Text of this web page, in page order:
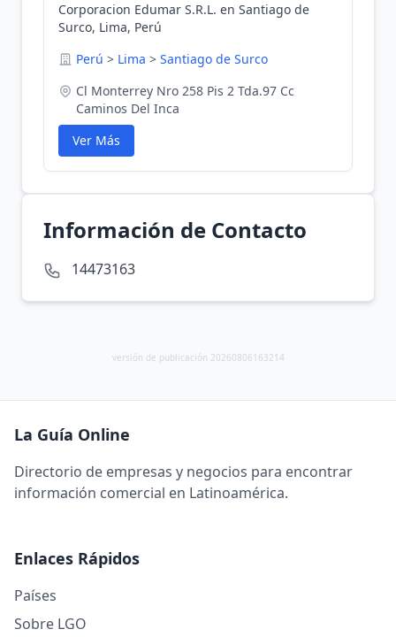
Corporacion Edumar S.R.L. en Santiago de
Surco, Lima, Perú
Perú > Lima > Santiago de Surco
Cl Monterrey Nro 258 Pis 2 Tda.97 Cc
Caminos Del Inca
Ver Más
Información de Contacto
14473163
versión de publicación 20260806163214
La Guía Online
Directorio de empresas y negocios para encontrar
información comercial en Latinoamérica.
Enlaces Rápidos
Países
Sobre LGO